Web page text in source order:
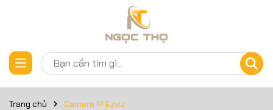
Trang chủ Camera IP Ezviz